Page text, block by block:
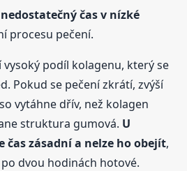
nedostatečný čas v nízké
procesu pečení.
podíl kolagenu, který se
Pokud se pečení zkrátí, zvýší
vytáhne dřív, než kolagen
struktura gumová. U
čas zásadní a nelze ho obejít,
dvou hodinách hotové.